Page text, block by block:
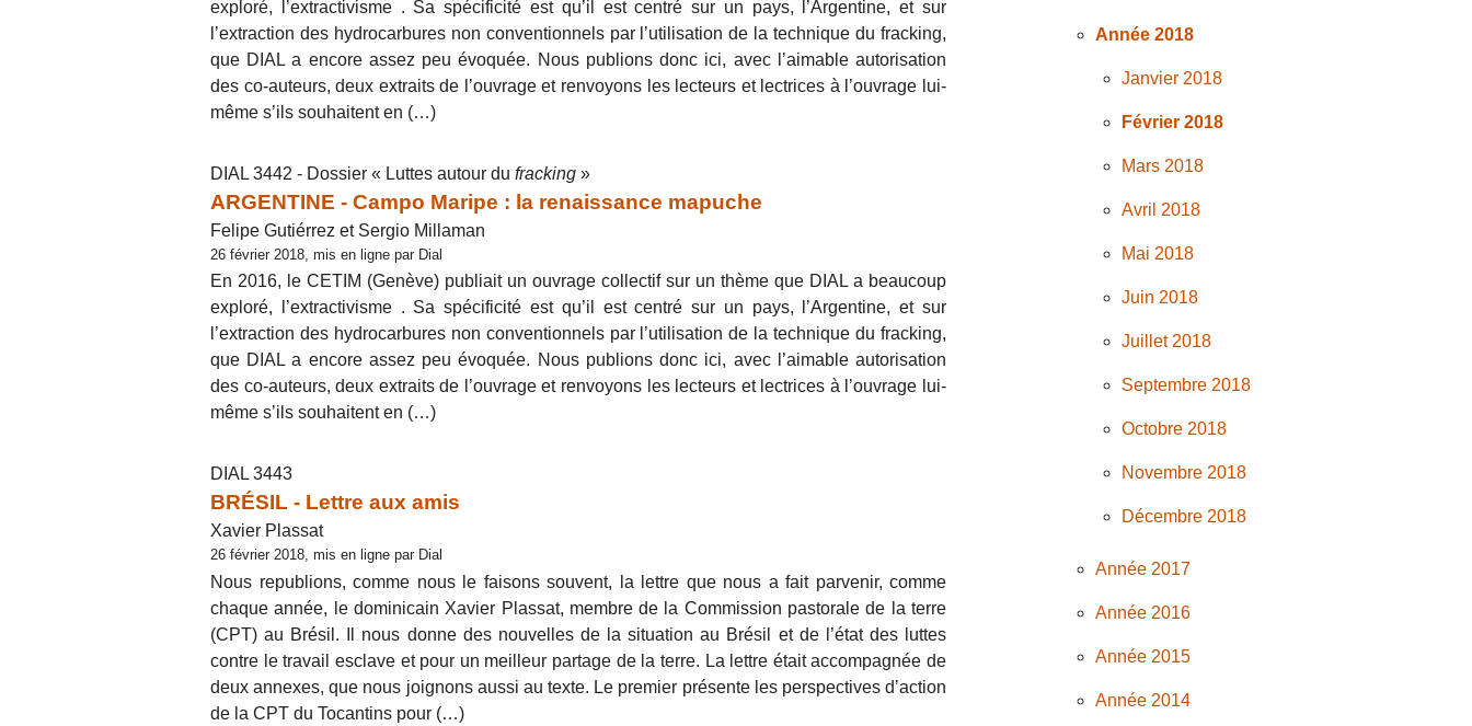
exploré, l’extractivisme . Sa spécificité est qu’il est centré sur un pays, l’Argentine, et sur
l’extraction des hydrocarbures non conventionnels par l’utilisation de la technique du fracking,
que DIAL a encore assez peu évoquée. Nous publions donc ici, avec l’aimable autorisation
des co-auteurs, deux extraits de l’ouvrage et renvoyons les lecteurs et lectrices à l’ouvrage lui-
même s’ils souhaitent en (…)
DIAL 3442 - Dossier « Luttes autour du fracking »
ARGENTINE - Campo Maripe : la renaissance mapuche
Felipe Gutiérrez et Sergio Millaman
26 février 2018, mis en ligne par Dial
En 2016, le CETIM (Genève) publiait un ouvrage collectif sur un thème que DIAL a beaucoup
exploré, l’extractivisme . Sa spécificité est qu’il est centré sur un pays, l’Argentine, et sur
l’extraction des hydrocarbures non conventionnels par l’utilisation de la technique du fracking,
que DIAL a encore assez peu évoquée. Nous publions donc ici, avec l’aimable autorisation
des co-auteurs, deux extraits de l’ouvrage et renvoyons les lecteurs et lectrices à l’ouvrage lui-
même s’ils souhaitent en (…)
DIAL 3443
BRÉSIL - Lettre aux amis
Xavier Plassat
26 février 2018, mis en ligne par Dial
Nous republions, comme nous le faisons souvent, la lettre que nous a fait parvenir, comme
chaque année, le dominicain Xavier Plassat, membre de la Commission pastorale de la terre
(CPT) au Brésil. Il nous donne des nouvelles de la situation au Brésil et de l’état des luttes
contre le travail esclave et pour un meilleur partage de la terre. La lettre était accompagnée de
deux annexes, que nous joignons aussi au texte. Le premier présente les perspectives d’action
de la CPT du Tocantins pour (…)
Année 2018
Janvier 2018
Février 2018
Mars 2018
Avril 2018
Mai 2018
Juin 2018
Juillet 2018
Septembre 2018
Octobre 2018
Novembre 2018
Décembre 2018
Année 2017
Année 2016
Année 2015
Année 2014